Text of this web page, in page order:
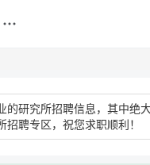
研究所招聘信息，其中
聘专区，祝您求职顺利！